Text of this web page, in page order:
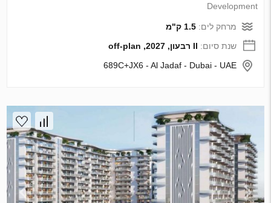
Development
מרחק לים:1.5 ק"מ
שנת סיום: II רבעון, 2027, off-plan
689C+JX6 - Al Jadaf - Dubai - UAE